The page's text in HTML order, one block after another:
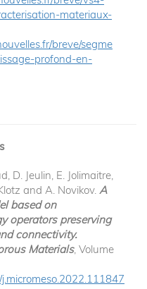
materiaux-
breve/segme
profond-en-
D. Jeulin, E. Jolimaitre,
and A. Novikov. A
based on
operators preserving
connectivity.
Materials, Volume